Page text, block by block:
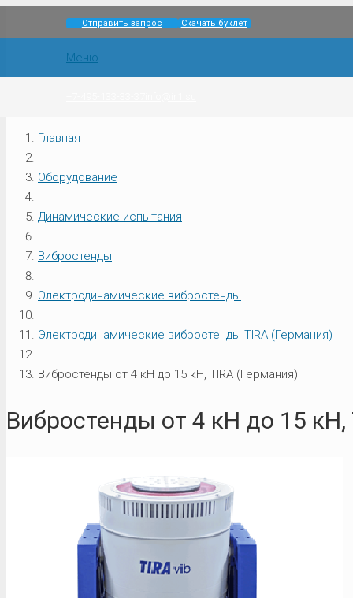
Отправить запрос Скачать буклет
Меню
Главная
Оборудование
Динамические испытания
Вибростенды
Электродинамические вибростенды
Электродинамические вибростенды TIRA (Германия)
Вибростенды от 4 кН до 15 кН, TIRA (Германия)
Вибростенды от 4 кН до 15